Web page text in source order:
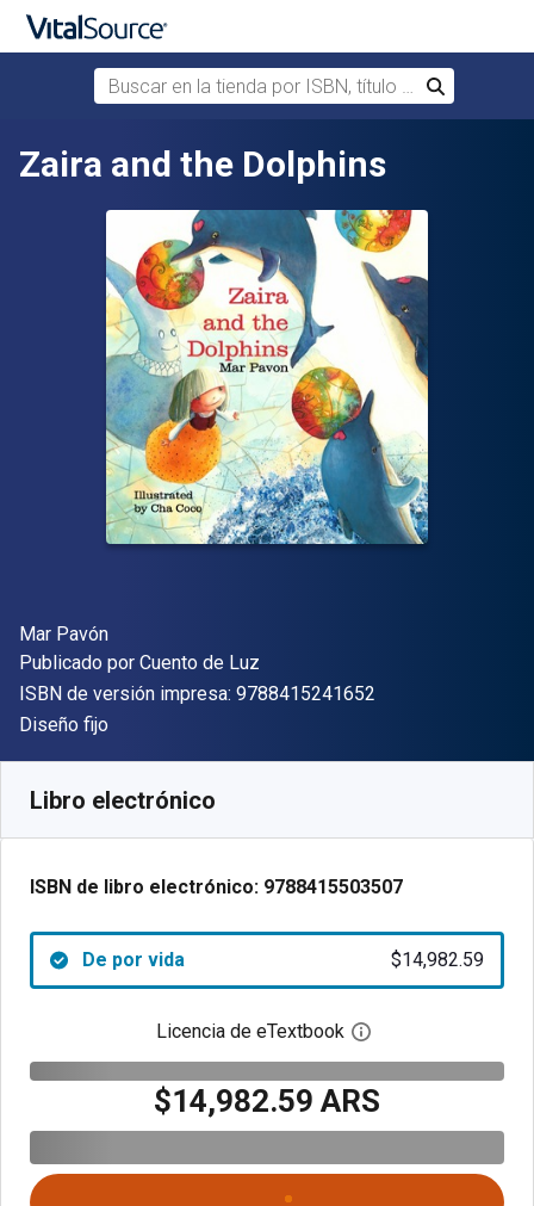
Saltar al contenido principal
Buscar en la tienda por ISBN, título o autor
Buscar
Zaira and the Dolphins
Autor(es)
Mar Pavón
Editor
Publicado por Cuento de Luz
ISBN de versión impresa: 9788415241652
Formato
Diseño fijo
Libro electrónico
ISBN de libro electrónico: 9788415503507
De por vida $14,982.59
Licencia de eTextbook Abre el cuadro de
$14,982.59 ARS